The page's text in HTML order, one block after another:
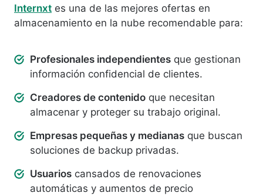
Internxt es una de las mejores ofertas en
almacenamiento en la nube recomendable para:
Profesionales independientes que gestionan
información confidencial de clientes.
Creadores de contenido que necesitan
almacenar y proteger su trabajo original.
Empresas pequeñas y medianas que buscan
soluciones de backup privadas.
Usuarios cansados de renovaciones
automáticas y aumentos de precio